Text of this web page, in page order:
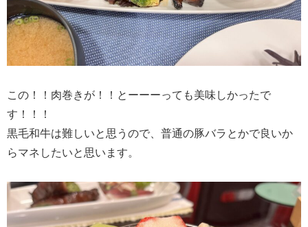
この！！肉巻きが！！とーーーっても美味しかったで
す！！！
黒毛和牛は難しいと思うので、普通の豚バラとかで良いか
らマネしたいと思います。